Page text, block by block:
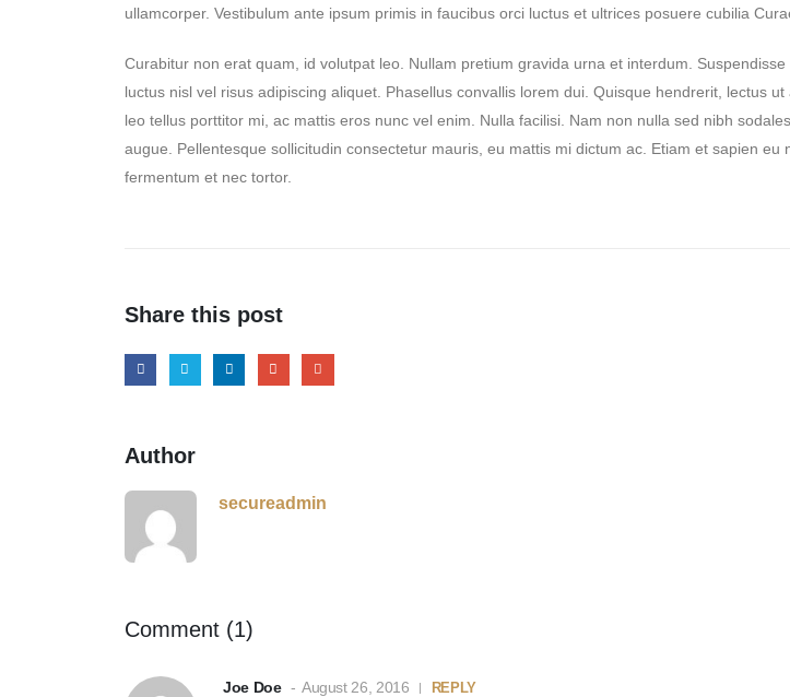
ullamcorper. Vestibulum ante ipsum primis in faucibus orci luctus et ultrices posuere cubilia
Curabitur non erat quam, id volutpat leo. Nullam pretium gravida urna et interdum.
luctus nisl vel risus adipiscing aliquet. Phasellus convallis lorem dui. Quisque hendrerit, lectus ut
leo tellus porttitor mi, ac mattis eros nunc vel enim. Nulla facilisi. Nam non nulla sed nibh
augue. Pellentesque sollicitudin consectetur mauris, eu mattis mi dictum ac. Etiam et sapien eu
fermentum et nec tortor.
Share this post
Author
secureadmin
Comment (1)
Joe Doe August 26, 2016 REPLY